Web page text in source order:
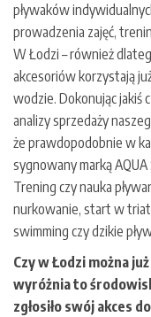
pływaków
prowadzenia zajęć,
W Łodzi – również
akcesoriów korzystają
wodzie. Dokonując jakiś
analizy sprzedaży
że prawdopodobnie w
sygnowany marką AQUA
Trening czy nauka
nurkowanie, start w
swimming czy dzikie
Czy w Łodzi można
wyróżnia to
zgłosiło swój akces